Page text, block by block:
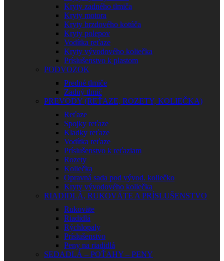
Kryty zadného tlmiča
Kryty motora
Kryty brzdového kotúča
Kryty polepov
Vodítka reťaze
Kryty vývodového koliečka
Príslušenstvo k plastom
PODVOZOK
Predné tlmiče
Zadný tlmič
PREVODY (REŤAZE, ROZETY, KOLIEČKA)
Reťaze
Spojky reťaze
Kladky reťaze
Vodítka reťaze
Príslušenstvo k reťaziam
Rozety
Koliečka
Opravná sada pod vývod. koliečko
Kryty vývodového koliečka
RIADIDLÁ, RUKOVÄTE A PRÍSLUŠENSTVO
Rukoväte
Riadidlá
Rýchlopaly
Príslušenstvo
Peny na riadidlá
SEDADLÁ – POŤAHY – PENY